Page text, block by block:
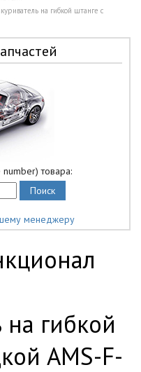
на гибкой штанге с
товара:
менеджеру
гибкой
AMS-F-